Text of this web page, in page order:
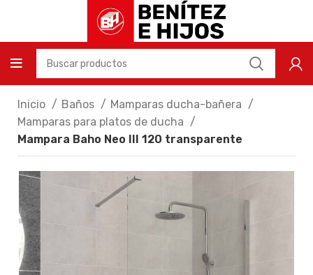
Inicio Baños
Mamparas ducha-bañera
Mamparas para platos de ducha
Mampara Baho Neo III 120 transparente